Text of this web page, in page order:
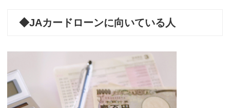
◆JAカードローンに向いている人